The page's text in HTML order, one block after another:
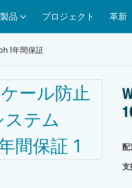
製品 プロジェクト 革新
1年間保証
配
支